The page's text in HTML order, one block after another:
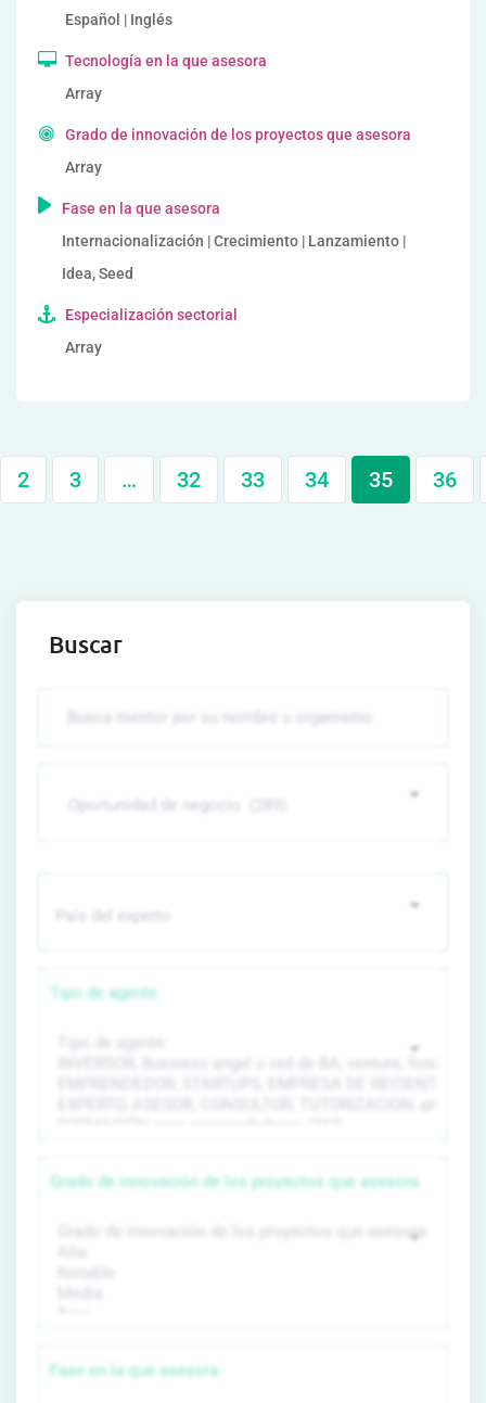
Español | Inglés
Tecnología en la que asesora
Array
Grado de innovación de los proyectos que asesora
Array
Fase en la que asesora
Internacionalización | Crecimiento | Lanzamiento |
Idea, Seed
Especialización sectorial
Array
2 3 … 32 33 34 35 36
Buscar
Tipo de agente
Grado de innovación de los proyectos que asesora
Fase en la que asesora